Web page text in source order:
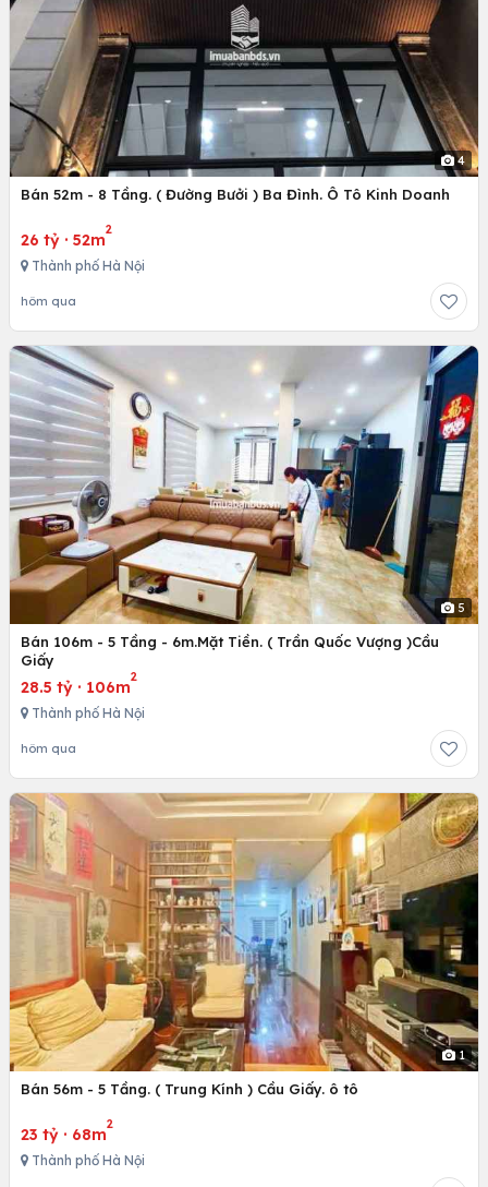
4
Bán 52m - 8 Tầng. ( Đường Bưởi ) Ba Đình. Ô Tô Kinh Doanh
26 tỷ · 52m
2
Thành phố Hà Nội
hôm qua
5
Bán 106m - 5 Tầng - 6m.Mặt Tiền. ( Trần Quốc Vượng )Cầu
Giấy
28.5 tỷ · 106m
2
Thành phố Hà Nội
hôm qua
1
Bán 56m - 5 Tầng. ( Trung Kính ) Cầu Giấy. ô tô
23 tỷ · 68m
2
Thành phố Hà Nội